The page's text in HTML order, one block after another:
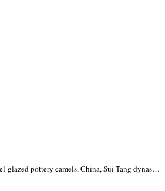
Two parcel-glazed pottery camels, China, Sui-Tang dynasty, 7th century